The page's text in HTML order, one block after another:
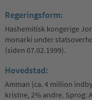
Regeringsform:
Hashemitisk kongerige
monarki under
(siden 07.02.1999).
Hovedstad:
Amman (ca. 4 million
kristne, 2% andre. Sprog: